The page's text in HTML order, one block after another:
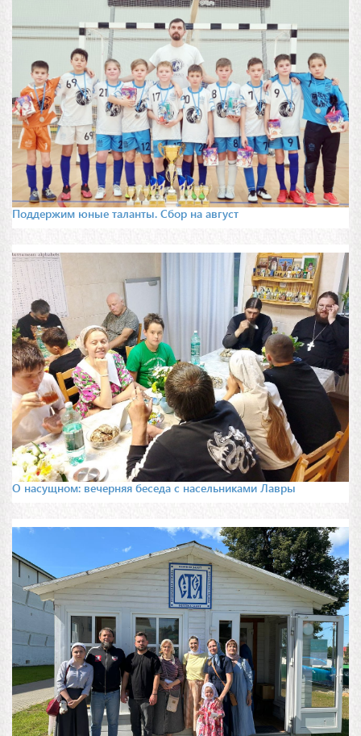
Поддержим юные таланты. Сбор на август
О насущном: вечерняя беседа с насельниками Лавры